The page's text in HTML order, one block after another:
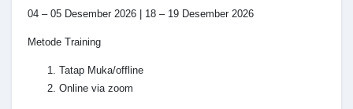
04 – 05 Desember 2026 | 18 – 19 Desember 2026
Metode Training
Tatap Muka/offline
Online via zoom